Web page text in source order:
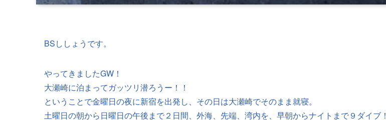
BSししょうです。
やってきましたGW！
大瀬崎に泊まってガッツリ潜ろうー！！
ということで金曜日の夜に新宿を出発し、その日は大瀬崎でそのまま就寝。
土曜日の朝から日曜日の午後まで２日間、外海、先端、湾内を、早朝からナイトまで９ダイブ！